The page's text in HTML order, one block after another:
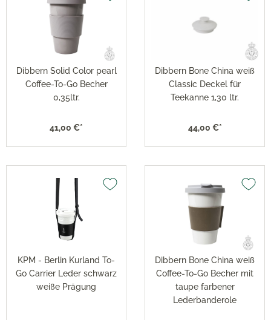
Dibbern Solid Color pearl
Coffee-To-Go Becher
0,35ltr.
41,00 €*
Dibbern Bone China weiß
Classic Deckel für
Teekanne 1,30 ltr.
44,00 €*
KPM - Berlin Kurland To-
Go Carrier Leder schwarz
weiße Prägung
Dibbern Bone China weiß
Coffee-To-Go Becher mit
taupe farbener
Lederbanderole